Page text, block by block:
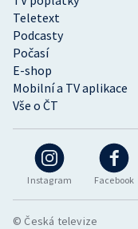
Instagram Facebook
Teletext
Podcasty
Počasí
E-shop
Mobilní a TV aplikace
Vše o ČT
© Česká televize